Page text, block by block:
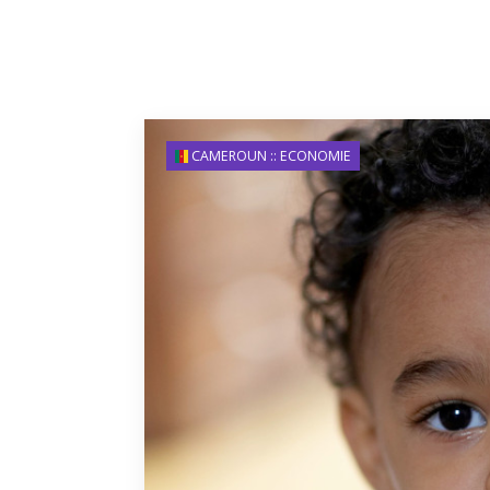
CAMEROUN :: ECONOMIE